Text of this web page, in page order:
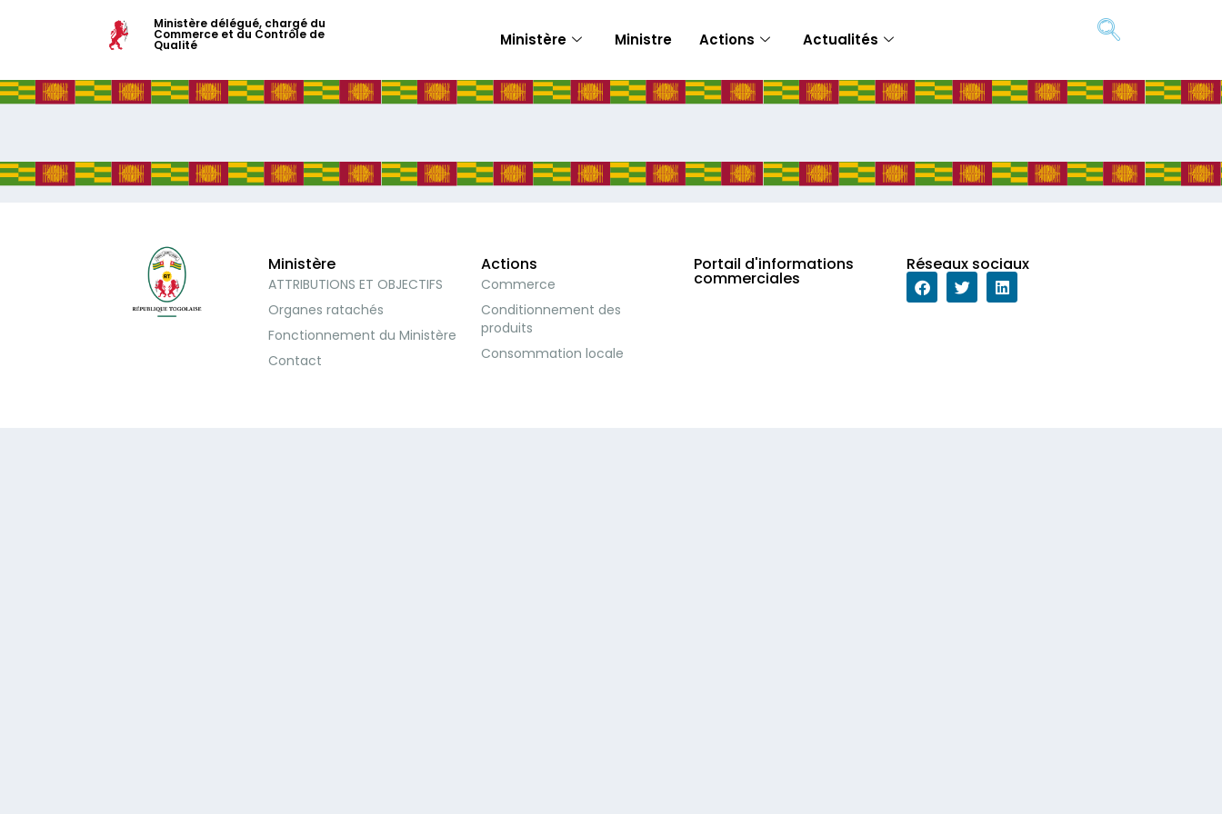
Ministère délégué, chargé du
Commerce et du Contrôle de
Qualité Ministère Ministre Actions Actualités
Ministère
ATTRIBUTIONS ET OBJECTIFS
Organes ratachés
Fonctionnement du Ministère
Contact
Actions
Commerce
Conditionnement des
produits
Consommation locale
Portail d'informations
commerciales
Réseaux sociaux